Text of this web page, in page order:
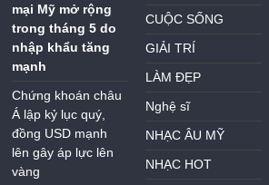
mại Mỹ mở rộng
trong tháng 5 do
nhập khẩu tăng
mạnh
Chứng khoán châu
Á lập kỷ lục quý,
đồng USD mạnh
lên gây áp lực lên
vàng
CUỘC SỐNG
GIẢI TRÍ
LÀM ĐẸP
Nghệ sĩ
NHẠC ÂU MỸ
NHẠC HOT